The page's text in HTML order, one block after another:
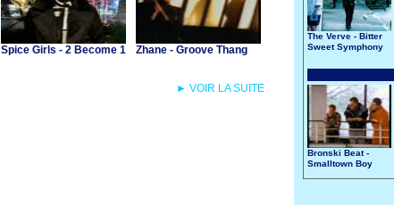
Spice Girls - 2 Become 1 Zhane - Groove Thang
► VOIR LA SUITE
The Verve - Bitter
Sweet Symphony
Bronski Beat -
Smalltown Boy